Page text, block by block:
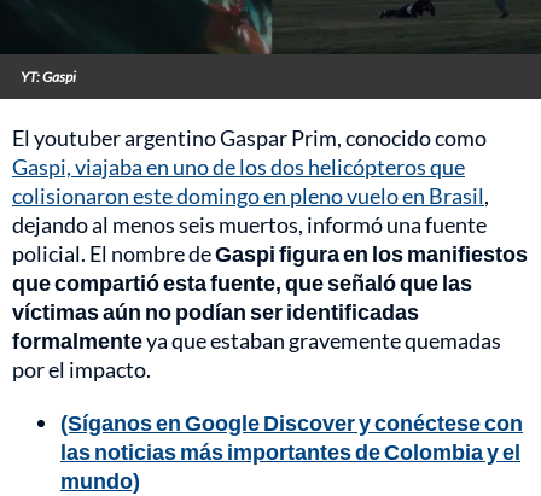
YT: Gaspi
El youtuber argentino Gaspar Prim, conocido como
Gaspi, viajaba en uno de los dos helicópteros que
colisionaron este domingo en pleno vuelo en Brasil,
dejando al menos seis muertos, informó una fuente
policial. El nombre deGaspi figura en los manifiestos
que compartió esta fuente, que señaló que las
víctimas aún no podían ser identificadas
formalmenteya que estaban gravemente quemadas
por el impacto.
(Síganos en Google Discover y conéctese con
las noticias más importantes de Colombia y el
mundo)